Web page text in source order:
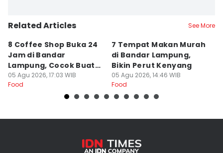
Related Articles See More
8 Coffee Shop Buka 24
Jam di Bandar
Lampung, Cocok Buat
Begadang
05 Agu 2026, 17:03 WIB
Food
7 Tempat Makan Murah
di Bandar Lampung,
Bikin Perut Kenyang
05 Agu 2026, 14:46 WIB
Food